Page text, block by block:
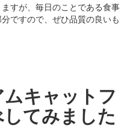
すが、毎日のことである食事
ですので、ぜひ品質の良いも
キャットフ
てみました